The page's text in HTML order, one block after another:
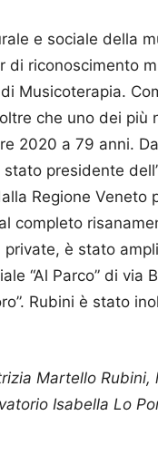
e sociale della
di riconoscimento
Musicoterapia.
che uno dei più
2020 a 79 anni.
presidente
Regione Veneto
completo
è stato
“Al Parco” di via
Rubini è stato
Martello Rubini,
Isabella Lo